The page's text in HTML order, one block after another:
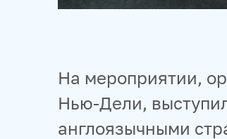
На мероприятии,
Нью-Дели,
англоязычными